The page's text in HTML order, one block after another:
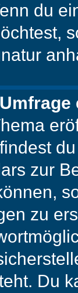
du
zur
zu
Du